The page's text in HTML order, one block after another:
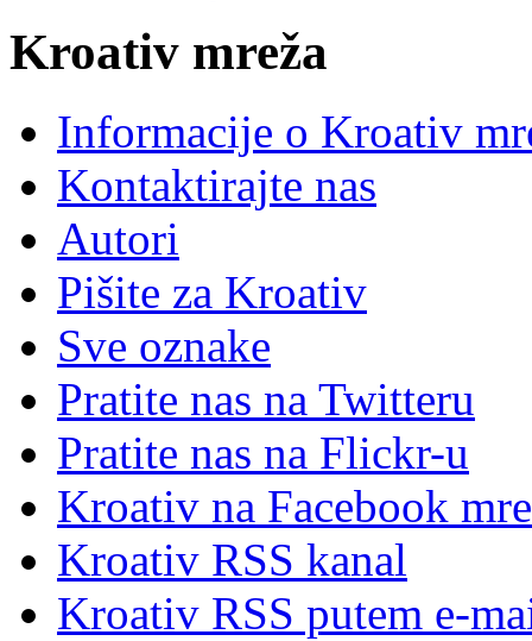
Kroativ mreža
Informacije o Kroativ
Kontaktirajte nas
Autori
Pišite za Kroativ
Sve oznake
Pratite nas na Twitteru
Pratite nas na Flickr-u
Kroativ na Facebook
Kroativ RSS kanal
Kroativ RSS putem e-